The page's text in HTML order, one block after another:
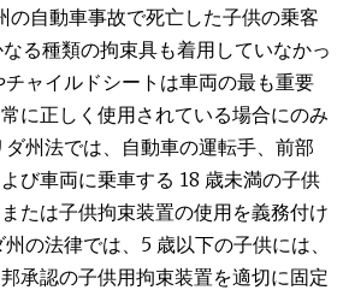
自動車事故で死亡した子供の乗客
る種類の拘束具も着用していなかっ
ャイルドシートは車両の最も重要
に正しく使用されている場合にのみ
州法では、自動車の運転手、前部
び車両に乗車する 18 歳未満の子供
たは子供拘束装置の使用を義務付け
の法律では、5 歳以下の子供には、
承認の子供用拘束装置を適切に固定